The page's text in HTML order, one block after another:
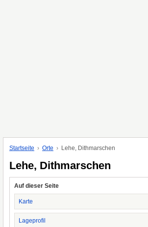
Startseite Orte Lehe, Dithmarschen
Lehe, Dithmarschen
Auf dieser Seite
Karte
Lageprofil